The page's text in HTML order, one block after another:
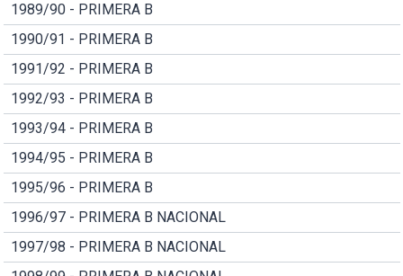
1989/90 - PRIMERA B
1990/91 - PRIMERA B
1991/92 - PRIMERA B
1992/93 - PRIMERA B
1993/94 - PRIMERA B
1994/95 - PRIMERA B
1995/96 - PRIMERA B
1996/97 - PRIMERA B NACIONAL
1997/98 - PRIMERA B NACIONAL